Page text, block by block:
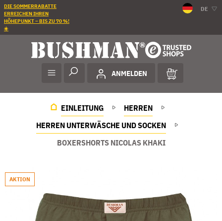
DIE SOMMERRABATTE
ERREICHEN IHREN
HÖHEPUNKT – BIS ZU 70 %!
☀️
DE
ANMELDEN
EINLEITUNG
HERREN
HERREN UNTERWÄSCHE UND SOCKEN
BOXERSHORTS NICOLAS KHAKI
AKTION